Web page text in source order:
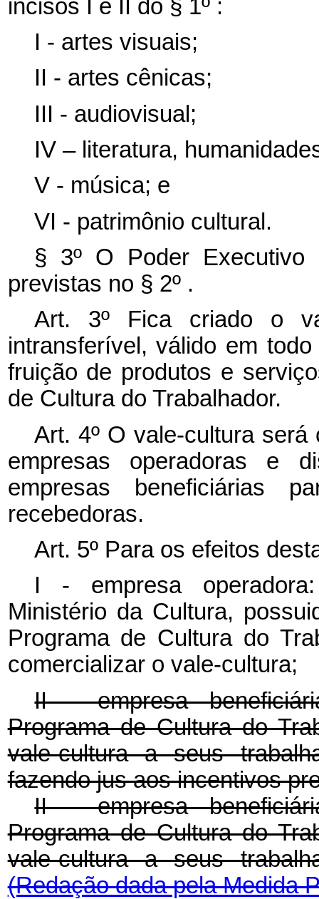
incisos I e II do § 1º :
I - artes visuais;
II - artes cênicas;
III - audiovisual;
IV – literatura,
V - música; e
VI - patrimônio cultural.
§ 3º O Poder Executivo
previstas no § 2º .
Art. 3º Fica criado o
intransferível, válido em
fruição de produtos e
de Cultura do Trabalhador.
Art. 4º O vale-cultura
empresas operadoras e
empresas beneficiárias
recebedoras.
Art. 5º Para os efeitos
I - empresa
Ministério da Cultura,
Programa de Cultura do
comercializar o vale-cultura;
II - empresa
Programa de Cultura do
vale-cultura a seus
fazendo jus aos incentivos
II - empresa
Programa de Cultura do
vale-cultura a seus
(Redação dada pela Medida